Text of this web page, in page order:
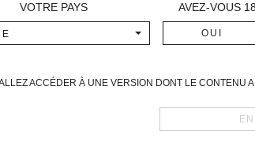
solutions durables à la
Robotics sur l’évaluation
dans la poursuite de
de cette machine sera
VOTRE PAYS AVEZ-VOUS 18
ACCÉDER À UNE VERSION DONT LE CONTENU